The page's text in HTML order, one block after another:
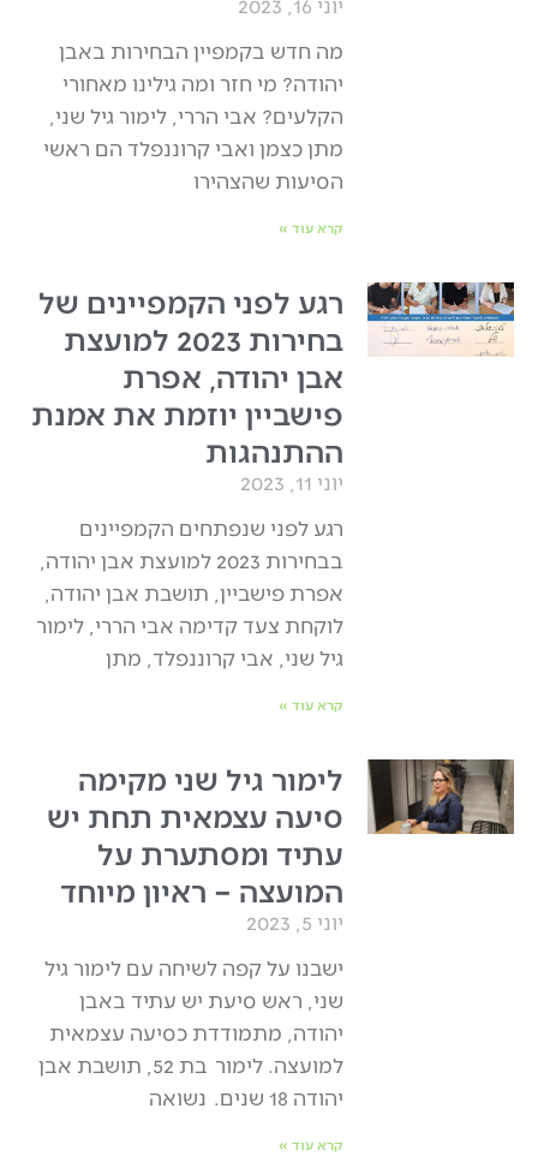
יוני 16, 2023
מה חדש בקמפיין הבחירות באבן
יהודה? מי חזר ומה גילינו מאחורי
הקלעים? אבי הררי, לימור גיל שני,
מתן כצמן ואבי קרוננפלד הם ראשי
הסיעות שהצהירו
קרא עוד »
רגע לפני הקמפיינים של
בחירות 2023 למועצת
אבן יהודה, אפרת
פישביין יוזמת את אמנת
ההתנהגות
יוני 11, 2023
רגע לפני שנפתחים הקמפיינים
בבחירות 2023 למועצת אבן יהודה,
אפרת פישביין, תושבת אבן יהודה,
לוקחת צעד קדימה אבי הררי, לימור
גיל שני, אבי קרוננפלד, מתן
קרא עוד »
לימור גיל שני מקימה
סיעה עצמאית תחת יש
עתיד ומסתערת על
המועצה – ראיון מיוחד
יוני 5, 2023
ישבנו על קפה לשיחה עם לימור גיל
שני, ראש סיעת יש עתיד באבן
יהודה, מתמודדת כסיעה עצמאית
למועצה. לימור בת 52, תושבת אבן
יהודה 18 שנים. נשואה
קרא עוד »